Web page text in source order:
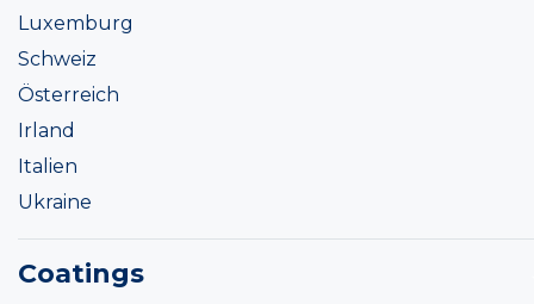
Luxemburg
Schweiz
Österreich
Irland
Italien
Ukraine
Coatings